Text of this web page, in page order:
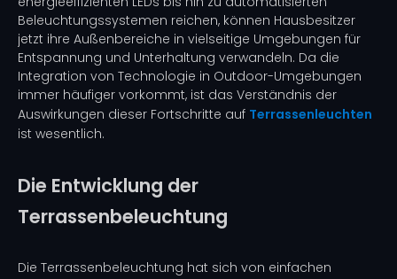
Beleuchtungssystemen reichen, können Hausbesitzer
jetzt ihre Außenbereiche in vielseitige Umgebungen für
Entspannung und Unterhaltung verwandeln. Da die
Integration von Technologie in Outdoor-Umgebungen
immer häufiger vorkommt, ist das Verständnis der
Auswirkungen dieser Fortschritte auf Terrassenleuchten
ist wesentlich.
Die Entwicklung der
Terrassenbeleuchtung
Die Terrassenbeleuchtung hat sich von einfachen